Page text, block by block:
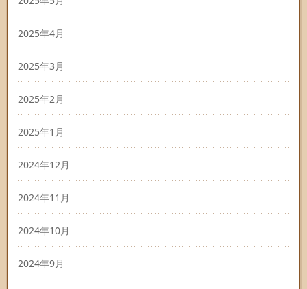
2025年4月
2025年3月
2025年2月
2025年1月
2024年12月
2024年11月
2024年10月
2024年9月